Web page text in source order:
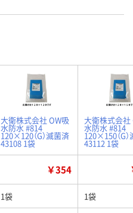
大衛株式会社 OW吸
水防水 #814
120×120（G）滅菌済
43108 1袋
大衛株式会社
水防水 #814
120×150（G
43112 1袋
￥354
1袋 1袋